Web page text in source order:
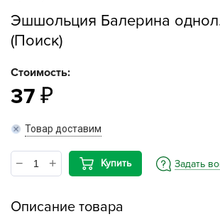
Эшшольция Балерина однол.
(Поиск)
Стоимость:
37
Товар доставим
Купить Задать
Описание товара